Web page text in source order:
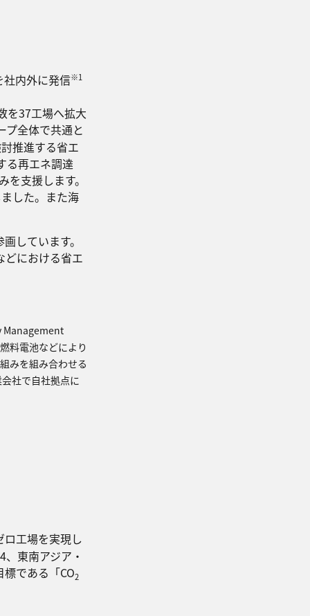
内外に発信※1
を37工場へ拡大
プ全体で共通と
推進する省エ
る再エネ調達
支援します。
した。また海
しています。
どにおける省エ
Management
料電池などにより
みを組み合わせる
社で自社拠点に
ロ工場を実現し
東南アジア・
である「CO2